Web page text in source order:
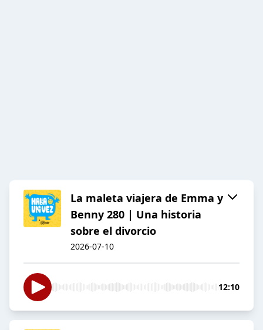
La maleta viajera de Emma y
Benny 280 | Una historia
sobre el divorcio
2026-07-10
12:10